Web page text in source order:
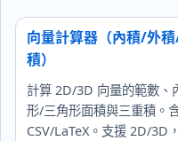
向量計算器（內積/外
積）
計算 2D/3D 向量的範數、
形/三角形面積與三重積。
CSV/LaTeX。支援 2D/3D